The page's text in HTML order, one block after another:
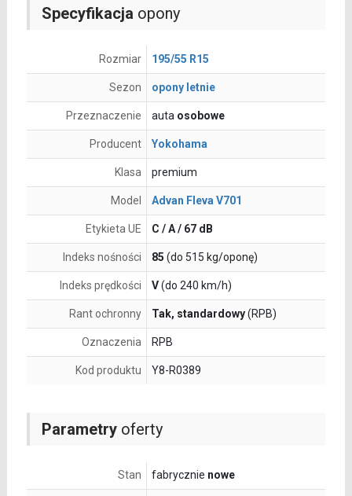
Parametryoferty
Stan fabrycznie nowe
Specyfikacja opony
Rozmiar 195/55 R15
Sezon opony letnie
Przeznaczenie auta osobowe
Producent Yokohama
Klasa premium
Model Advan Fleva V701
Etykieta UE C / A / 67 dB
Indeks nośności 85 (do 515 kg/oponę)
Indeks prędkości V(do 240 km/h)
Rant ochronny Tak, standardowy(RPB)
Oznaczenia RPB
Kod produktu Y8-R0389